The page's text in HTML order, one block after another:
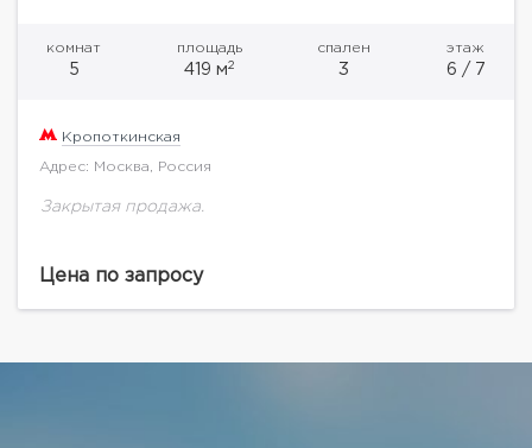
комнат
5
площадь
419 м2
спален
3
этаж
6 / 7
Кропоткинская
Адрес: Москва, Россия
Закрытая продажа.
Цена по запросу